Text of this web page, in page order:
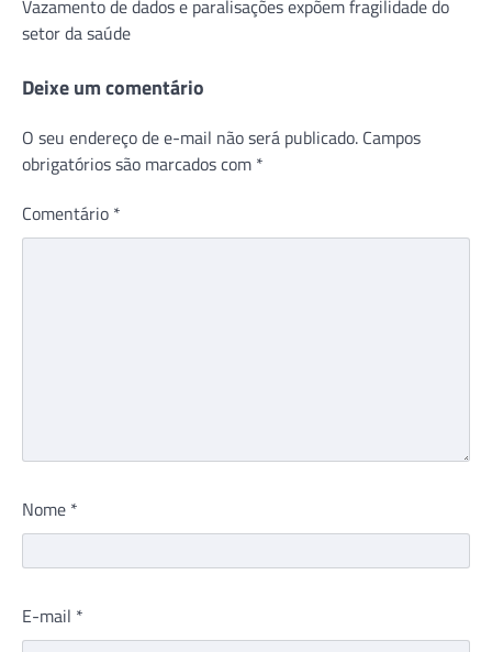
de
Post
Vazamento de dados e paralisações expõem fragilidade do
setor da saúde
Deixe um comentário
O seu endereço de e-mail não será publicado. Campos
obrigatórios são marcados com *
Comentário *
Nome *
E-mail *